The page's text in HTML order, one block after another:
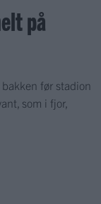
på
før stadion
som i fjor,